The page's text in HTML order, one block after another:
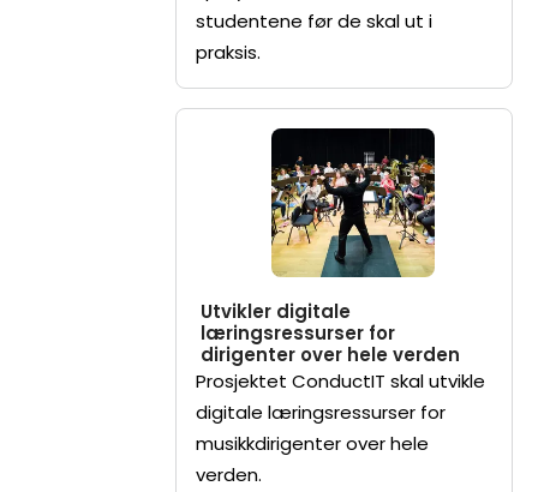
studentene før de skal ut i
praksis.
Utvikler digitale
læringsressurser for
dirigenter over hele verden
Prosjektet ConductIT skal utvikle
digitale læringsressurser for
musikkdirigenter over hele
verden.